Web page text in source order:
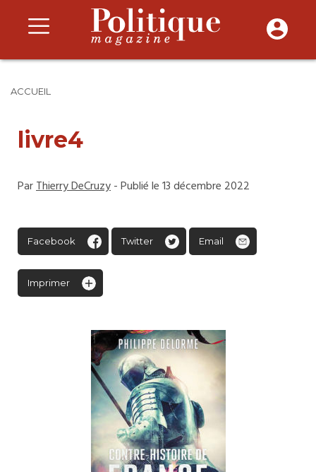
ACCUEIL
livre4
ParThierry DeCruzy- Publié le 13 décembre 2022
Facebook Twitter Email
Imprimer